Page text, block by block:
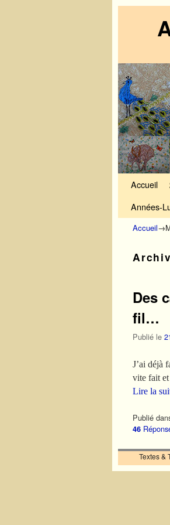
Accueil
Années-
Accueil
Des
fil…
Publié le
J’ai déjà
vite fait
Lire la
Publié
46
Textes &